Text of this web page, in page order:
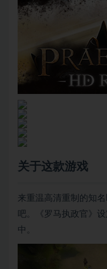
关于这款游戏
来重温高清重制的知
吧。《罗马执政官》
中。